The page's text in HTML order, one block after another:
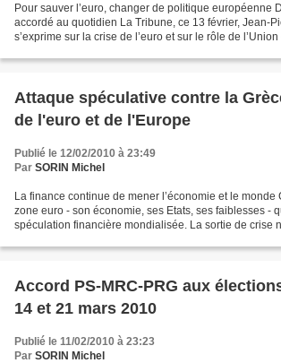
Pour sauver l’euro, changer de politique européenne
accordé au quotidien La Tribune, ce 13 février, Jean-
s’exprime sur la crise de l’euro et sur le rôle de
Attaque spéculative contre la
de l'euro et de l'Europe
Publié le 12/02/2010 à 23:49
Par SORIN Michel
La finance continue de mener l’économie et le monde
zone euro - son économie, ses Etats, ses faiblesses -
spéculation financière mondialisée. La sortie de crise
Accord PS-MRC-PRG aux
14 et 21 mars 2010
Publié le 11/02/2010 à 23:23
Par SORIN Michel